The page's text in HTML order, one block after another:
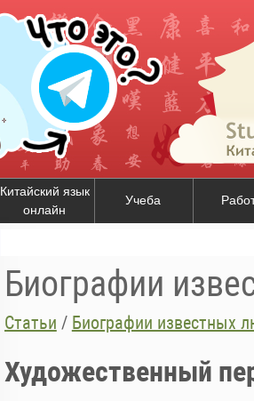
Китайский язык
онлайн
Учеба
Биографии
Статьи / Биографии известных
Художественный